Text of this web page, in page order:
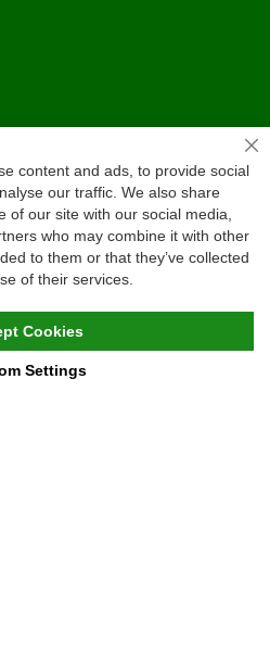
content and ads, to provide social
our traffic. We also share
of our site with our social media,
who may combine it with other
to them or that they’ve collected
of their services.
Cookies
Settings